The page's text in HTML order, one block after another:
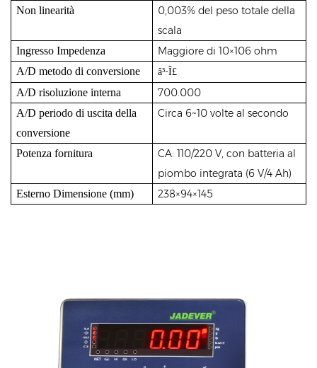
Non linearità
0,003% del peso totale della
scala
Ingresso Impedenza Maggiore di 10×106 ohm
A/D metodo di conversione â³-Î£
A/D risoluzione interna 700.000
A/D periodo di uscita della
conversione
Circa 6~10 volte al secondo
Potenza fornitura
CA: 110/220 V, con batteria al
piombo integrata (6 V/4 Ah)
Esterno Dimensione (mm) 238×94×145